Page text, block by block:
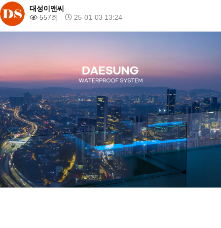
대성이앤씨
557회
25-01-03 13:24